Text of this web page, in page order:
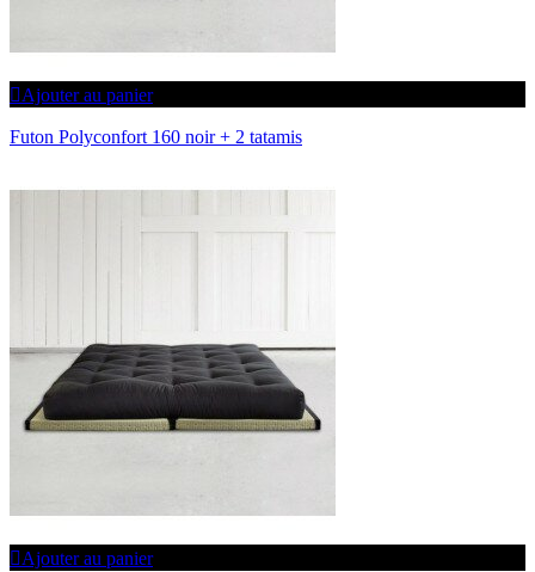
Ajouter au panier
Futon Polyconfort 160 noir + 2 tatamis
Ajouter au panier